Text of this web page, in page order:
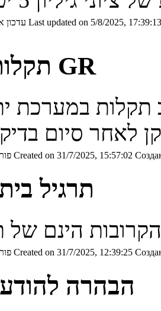
עדכון אחרון Last updated on 5/8/2025, 17:39:13
תקלות במערכת GR
פורסם Created on 31/7/2025, 15:57:02
תרגיל בית 5 - ציונים
הינם של
פורסם Created on 31/7/2025, 12:39:25
הבהרה